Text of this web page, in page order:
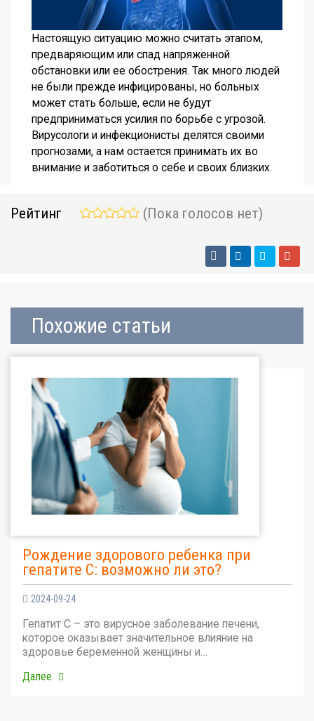
Настоящую ситуацию можно считать этапом,
предваряющим или спад напряженной
обстановки или ее обострения. Так много людей
не были прежде инфицированы, но больных
может стать больше, если не будут
предприниматься усилия по борьбе с угрозой.
Вирусологи и инфекционисты делятся своими
прогнозами, а нам остается принимать их во
внимание и заботиться о себе и своих близких.
Рейтинг (Пока голосов нет)
Похожие статьи
Рождение здорового ребенка при
гепатите С: возможно ли это?
2024-09-24
Гепатит С – это вирусное заболевание печени,
которое оказывает значительное влияние на
здоровье беременной женщины и…
Далее